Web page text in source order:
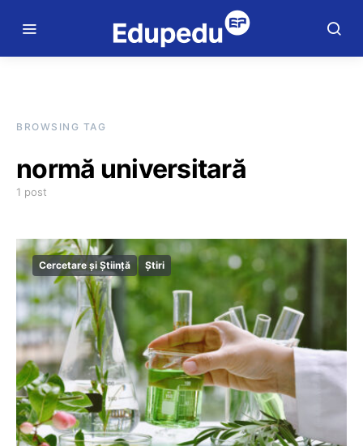
BROWSING TAG
normă universitară
1 post
Cercetare și Știință Știri